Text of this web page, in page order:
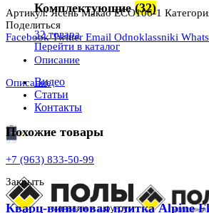
Комплектующие(32)
32 товара
Перейти в каталог
Видео
Статьи
Контакты
+7 (963) 833-50-99
Артикул:Ясень Макао ЕСО106-1
Поделиться
Facebook Twitter Email Odnoklassniki
Описание
Описание
Похожие товары
Закрыть
Кварц-виниловая плитка Alpine